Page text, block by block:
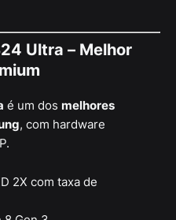
Ultra – Melhor
é um dos melhores
, com hardware
2X com taxa de